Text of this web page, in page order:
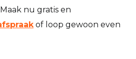
nu gratis en
of loop gewoon even